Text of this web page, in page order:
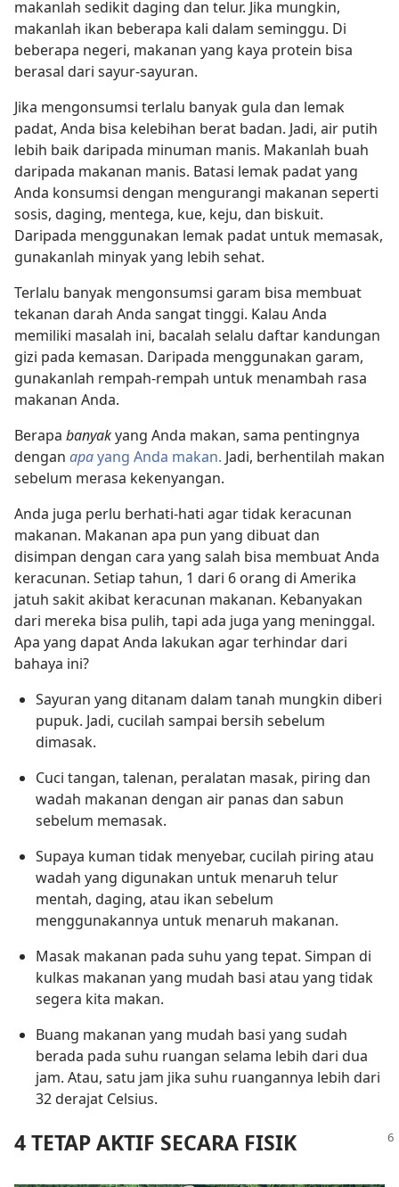
makanlah sedikit daging dan telur. Jika mungkin,
makanlah ikan beberapa kali dalam seminggu. Di
beberapa negeri, makanan yang kaya protein bisa
berasal dari sayur-sayuran.
Jika mengonsumsi terlalu banyak gula dan lemak
padat, Anda bisa kelebihan berat badan. Jadi, air putih
lebih baik daripada minuman manis. Makanlah buah
daripada makanan manis. Batasi lemak padat yang
Anda konsumsi dengan mengurangi makanan seperti
sosis, daging, mentega, kue, keju, dan biskuit.
Daripada menggunakan lemak padat untuk memasak,
gunakanlah minyak yang lebih sehat.
Terlalu banyak mengonsumsi garam bisa membuat
tekanan darah Anda sangat tinggi. Kalau Anda
memiliki masalah ini, bacalah selalu daftar kandungan
gizi pada kemasan. Daripada menggunakan garam,
gunakanlah rempah-rempah untuk menambah rasa
makanan Anda.
Berapa banyakyang Anda makan, sama pentingnya
dengan apayang Anda makan. Jadi, berhentilah makan
sebelum merasa kekenyangan.
Anda juga perlu berhati-hati agar tidak keracunan
makanan. Makanan apa pun yang dibuat dan
disimpan dengan cara yang salah bisa membuat Anda
keracunan. Setiap tahun, 1 dari 6 orang di Amerika
jatuh sakit akibat keracunan makanan. Kebanyakan
dari mereka bisa pulih, tapi ada juga yang meninggal.
Apa yang dapat Anda lakukan agar terhindar dari
bahaya ini?
Sayuran yang ditanam dalam tanah mungkin diberi
pupuk. Jadi, cucilah sampai bersih sebelum
dimasak.
Cuci tangan, talenan, peralatan masak, piring dan
wadah makanan dengan air panas dan sabun
sebelum memasak.
Supaya kuman tidak menyebar, cucilah piring atau
wadah yang digunakan untuk menaruh telur
mentah, daging, atau ikan sebelum
menggunakannya untuk menaruh makanan.
Masak makanan pada suhu yang tepat. Simpan di
kulkas makanan yang mudah basi atau yang tidak
segera kita makan.
Buang makanan yang mudah basi yang sudah
berada pada suhu ruangan selama lebih dari dua
jam. Atau, satu jam jika suhu ruangannya lebih dari
32 derajat Celsius.
4 TETAP AKTIF SECARA FISIK